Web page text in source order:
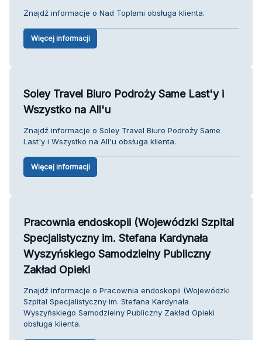
Znajdź informacje o Nad Toplami obsługa klienta.
Więcej informacji
Soley Travel Biuro Podroży Same Last'y i
Wszystko na All'u
Znajdź informacje o Soley Travel Biuro Podroży Same
Last'y i Wszystko na All'u obsługa klienta.
Więcej informacji
Pracownia endoskopii (Wojewódzki Szpital
Specjalistyczny im. Stefana Kardynała
Wyszyńskiego Samodzielny Publiczny
Zakład Opieki
Znajdź informacje o Pracownia endoskopii (Wojewódzki
Szpital Specjalistyczny im. Stefana Kardynała
Wyszyńskiego Samodzielny Publiczny Zakład Opieki
obsługa klienta.